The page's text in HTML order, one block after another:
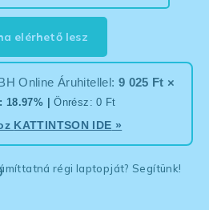
elérhető lesz
Online Áruhitellel: 9 025 Ft ×
18.97% |Önrész: 0 Ft
KATTINTSON IDE »
régi laptopját? Segítünk!